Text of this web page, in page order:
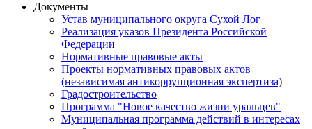
Документы
Устав муниципального округа Сухой Лог
Реализация указов Президента Российской
Федерации
Нормативные правовые акты
Проекты нормативных правовых актов
(независимая антикоррупционная экспертиза)
Градостроительство
Программа "Новое качество жизни уральцев"
Муниципальная программа действий в интересах